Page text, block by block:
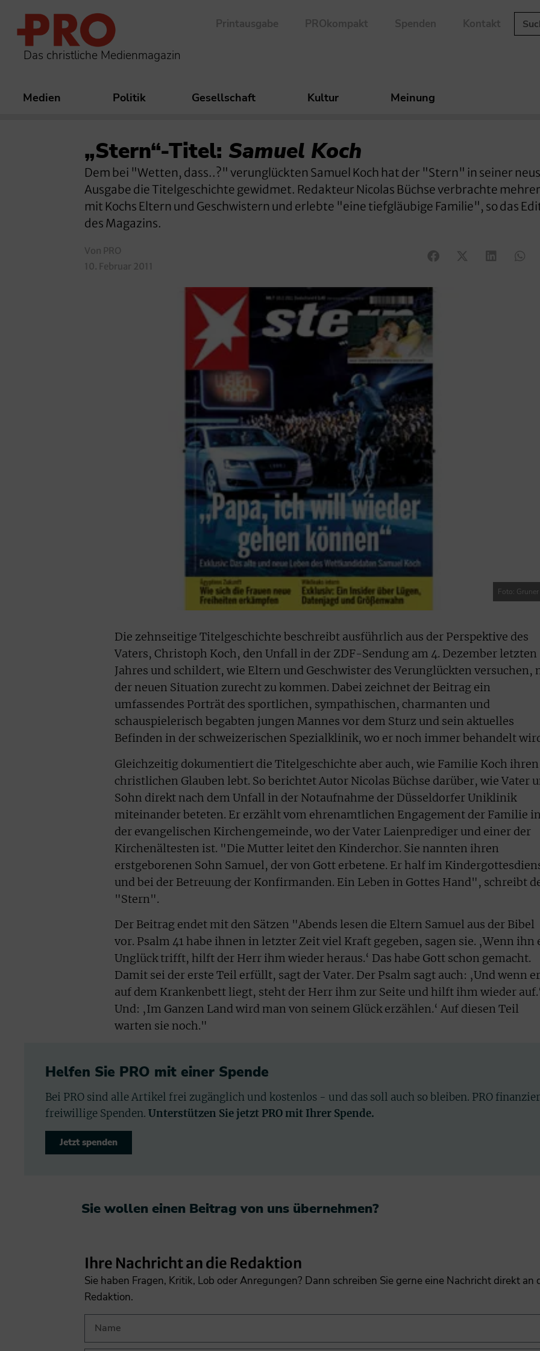
Das christliche Medienmagazin
Printausgabe PROkompakt Spenden Kontakt
Medien Politik Gesellschaft Kultur Meinung
„Stern“-Titel: Samuel Koch
Dem bei "Wetten, dass..?" verunglückten Samuel Koch hat der "Stern" in seiner
Ausgabe die Titelgeschichte gewidmet. Redakteur Nicolas Büchse verbrachte
mit Kochs Eltern und Geschwistern und erlebte "eine tiefgläubige Familie", so das
des Magazins.
Von PRO
10. Februar 2011
Foto:
Die zehnseitige Titelgeschichte beschreibt ausführlich aus der Perspektive des
Vaters, Christoph Koch, den Unfall in der ZDF-Sendung am 4. Dezember letzten
Jahres und schildert, wie Eltern und Geschwister des Verunglückten versuchen,
der neuen Situation zurecht zu kommen. Dabei zeichnet der Beitrag ein
umfassendes Porträt des sportlichen, sympathischen, charmanten und
schauspielerisch begabten jungen Mannes vor dem Sturz und sein aktuelles
Befinden in der schweizerischen Spezialklinik, wo er noch immer behandelt
Gleichzeitig dokumentiert die Titelgeschichte aber auch, wie Familie Koch ihren
christlichen Glauben lebt. So berichtet Autor Nicolas Büchse darüber, wie Vater
Sohn direkt nach dem Unfall in der Notaufnahme der Düsseldorfer Uniklinik
miteinander beteten. Er erzählt vom ehrenamtlichen Engagement der Familie in
der evangelischen Kirchengemeinde, wo der Vater Laienprediger und einer der
Kirchenältesten ist. "Die Mutter leitet den Kinderchor. Sie nannten ihren
erstgeborenen Sohn Samuel, der von Gott erbetene. Er half im
und bei der Betreuung der Konfirmanden. Ein Leben in Gottes Hand", schreibt
"Stern".
Der Beitrag endet mit den Sätzen "Abends lesen die Eltern Samuel aus der Bibel
vor. Psalm 41 habe ihnen in letzter Zeit viel Kraft gegeben, sagen sie. ‚Wenn ihn
Unglück trifft, hilft der Herr ihm wieder heraus.‘ Das habe Gott schon gemacht.
Damit sei der erste Teil erfüllt, sagt der Vater. Der Psalm sagt auch: ‚Und wenn er
auf dem Krankenbett liegt, steht der Herr ihm zur Seite und hilft ihm wieder
Und: ‚Im Ganzen Land wird man von seinem Glück erzählen.‘ Auf diesen Teil
warten sie noch."
Helfen Sie PRO mit einer Spende
Bei PRO sind alle Artikel frei zugänglich und kostenlos - und das soll auch so bleiben. PRO
freiwillige Spenden. Unterstützen Sie jetzt PRO mit Ihrer Spende.
Jetzt spenden
Sie wollen einen Beitrag von uns übernehmen?​
Ihre Nachricht an die Redaktion
Sie haben Fragen, Kritik, Lob oder Anregungen? Dann schreiben Sie gerne eine Nachricht direkt an
Redaktion.